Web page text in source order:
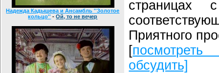
Надежда Кадышева и Ансамбль ''Золотое
кольцо'' -Ой, то не вечер
Приятного
[
обсудить]